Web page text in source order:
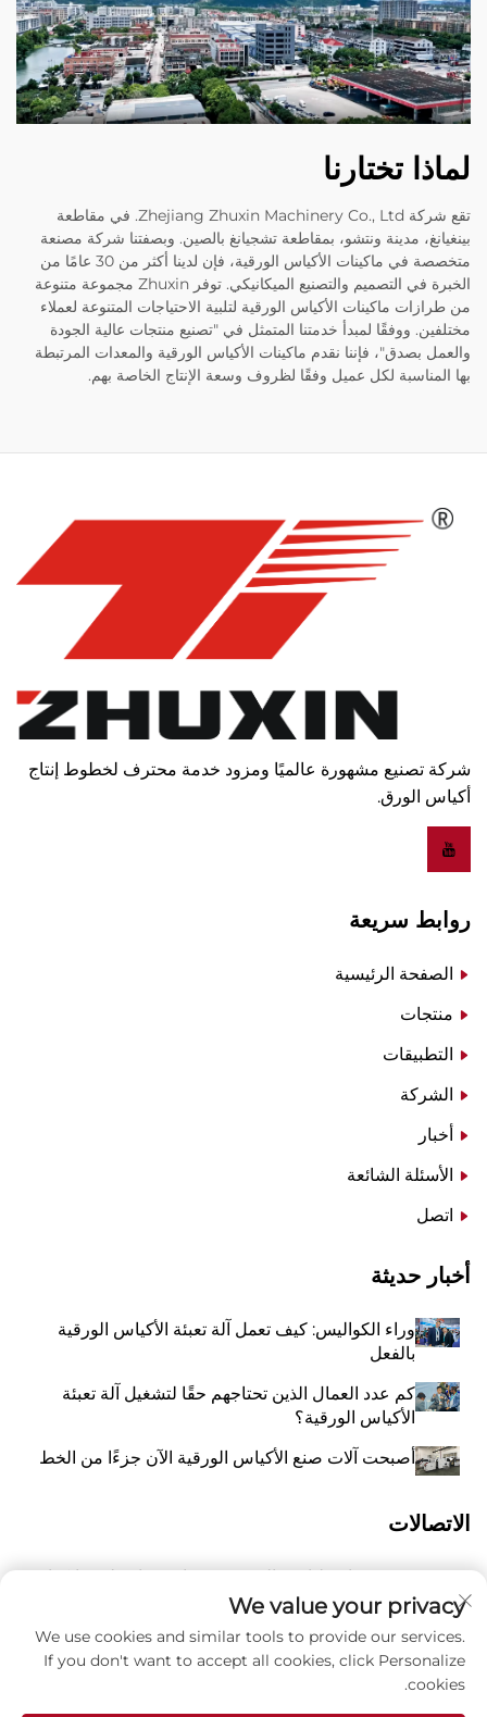
لماذا تختارنا
تقع شركة Zhejiang Zhuxin Machinery Co., Ltd. في مقاطعة
بينغيانغ، مدينة ونتشو، بمقاطعة تشجيانغ بالصين. وبصفتنا شركة مصنعة
متخصصة في ماكينات الأكياس الورقية، فإن لدينا أكثر من 30 عامًا من
الخبرة في التصميم والتصنيع الميكانيكي. توفر Zhuxin مجموعة متنوعة
من طرازات ماكينات الأكياس الورقية لتلبية الاحتياجات المتنوعة لعملاء
مختلفين. ووفقًا لمبدأ خدمتنا المتمثل في "تصنيع منتجات عالية الجودة
والعمل بصدق"، فإننا نقدم ماكينات الأكياس الورقية والمعدات المرتبطة
بها المناسبة لكل عميل وفقًا لظروف وسعة الإنتاج الخاصة بهم.
شركة تصنيع مشهورة عالميًا ومزود خدمة محترف لخطوط إنتاج
أكياس الورق.
روابط سريعة
الصفحة الرئيسية
منتجات
التطبيقات
الشركة
أخبار
الأسئلة الشائعة
اتصل
أخبار حديثة
وراء الكواليس: كيف تعمل آلة تعبئة الأكياس الورقية
بالفعل
كم عدد العمال الذين تحتاجهم حقًا لتشغيل آلة تعبئة
الأكياس الورقية؟
أصبحت آلات صنع الأكياس الورقية الآن جزءًا من الخط
الاتصالات
رقم 118 شارع ليانغيو الشرقية، تشانغتشياو، بلدة وانكوان،
بينغيانغ، مدينة ونتشو، مقاطعة تشيجيانغ، الصين 325409
P
8615988795434
We value your privacy
We use cookies and similar tools to provide our services.
If you don't want to accept all cookies, click Personalize
cookies.